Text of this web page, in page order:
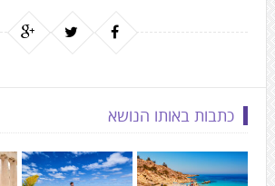
כתבות באותו הנושא